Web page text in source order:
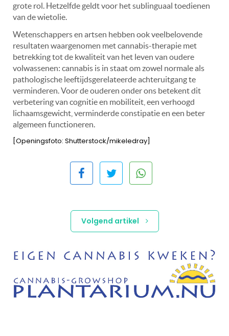
grote rol. Hetzelfde geldt voor het sublinguaal toedienen
van de wietolie.
Wetenschappers en artsen hebben ook veelbelovende
resultaten waargenomen met cannabis-therapie met
betrekking tot de kwaliteit van het leven van oudere
volwassenen: cannabis is in staat om zowel normale als
pathologische leeftijdsgerelateerde achteruitgang te
verminderen. Voor de ouderen onder ons betekent dit
verbetering van cognitie en mobiliteit, een verhoogd
lichaamsgewicht, verminderde constipatie en een beter
algemeen functioneren.
[Openingsfoto: Shutterstock/mikeledray]
Volgend artikel